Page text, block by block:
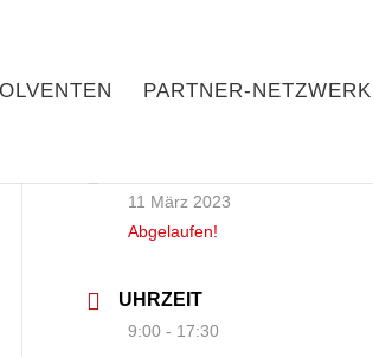
PARTNER-NETZWERK
11 März 2023
Abgelaufen!
UHRZEIT
9:00 - 17:30